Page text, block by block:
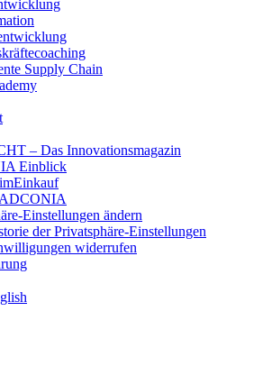
Supply Chain
– Das Innovationsmagazin
Einblick
ADCONIA
Einstellungen ändern
der Privatsphäre-Einstellungen
widerrufen